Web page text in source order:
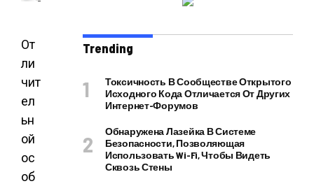
От
ли
чит
ел
ьн
ой
ос
об
Trending
Токсичность В Сообществе Открытого
Исходного Кода Отличается От Других
Интернет-Форумов
Обнаружена Лазейка В Системе
Безопасности, Позволяющая
Использовать Wi-Fi, Чтобы Видеть
Сквозь Стены